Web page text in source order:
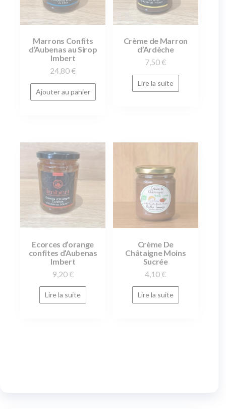
Marrons Confits
d’Aubenas au Sirop
Imbert
24,80 €
Ajouter au panier
Crème de Marron
d’Ardèche
7,50 €
Lire la suite
Ecorces d’orange
confites d’Aubenas
Imbert
9,20 €
Lire la suite
Crème De
Châtaigne Moins
Sucrée
4,10 €
Lire la suite